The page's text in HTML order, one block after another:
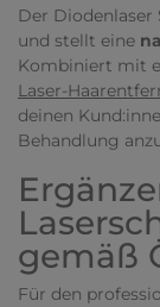
Der Diodenlaser
und stellt eine
Kombiniert mit
Laser-
deinen
Behandlung
gemäß
Für den